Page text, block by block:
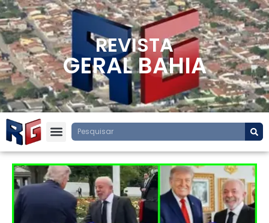
REVISTA
GERAL BAHIA